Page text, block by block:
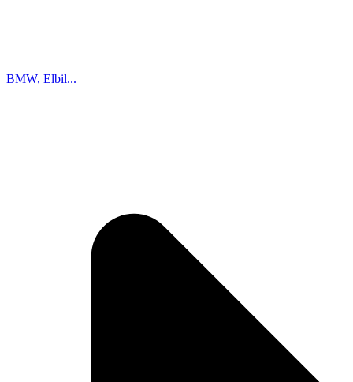
BMW, Elbil...